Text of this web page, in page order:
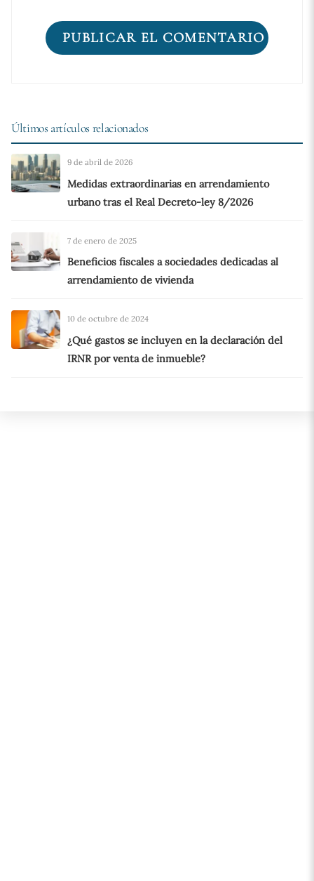
Últimos artículos relacionados
9 de abril de 2026
Medidas extraordinarias en arrendamiento
urbano tras el Real Decreto-ley 8/2026
7 de enero de 2025
Beneficios fiscales a sociedades dedicadas al
arrendamiento de vivienda
10 de octubre de 2024
¿Qué gastos se incluyen en la declaración del
IRNR por venta de inmueble?